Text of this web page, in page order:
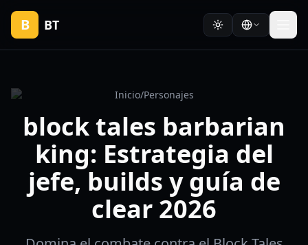
B BT
Inicio/Personajes
block tales barbarian
king: Estrategia del
jefe, builds y guía de
clear 2026